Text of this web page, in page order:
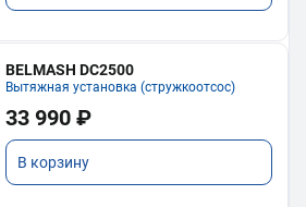
BELMASH DC2500
Вытяжная установка (стружкоотсос)
33 990 ₽
В корзину